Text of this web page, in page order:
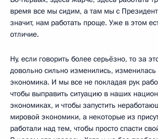
время все мы сидим, а там мы с
значит, нам работать проще. Уже в этом
отличие.
Ну, если говорить более серьёзно, то за
довольно сильно изменились,
экономика. И мы все не покладая рук
чтобы выправить ситуацию в наших
экономиках, и чтобы запустить
мировой экономики, а некоторые из
работали над тем, чтобы просто спасти